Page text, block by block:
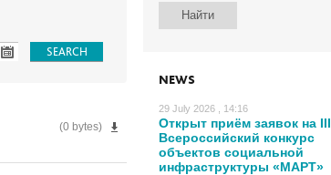
NEWS
29 July 2026 , 14:16
Открыт приём заявок на III
Всероссийский конкурс
объектов социальной
инфраструктуры «МАРТ»
(0 bytes)